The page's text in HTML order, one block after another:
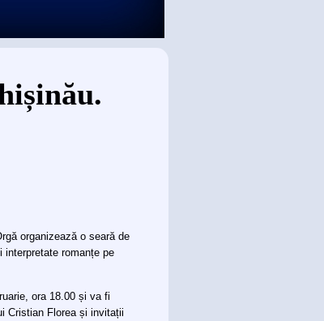
organizează o seară de
interpretate romanțe pe
ora 18.00 și va fi
Cristian Florea și invitații